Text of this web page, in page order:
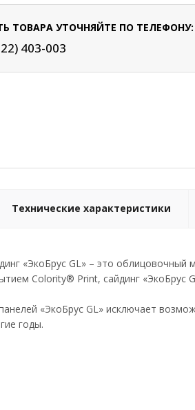
ТОВАРА УТОЧНЯЙТЕ ПО ТЕЛЕФОНУ:
403-003
Технические характеристики
«ЭкоБрус GL» – это
Colority® Print, сайдинг «ЭкоБрус
«ЭкоБрус GL» исключает
годы.